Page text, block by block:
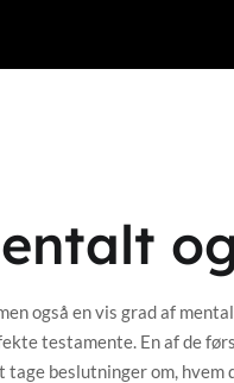
også en vis grad af
testamente. En af de
beslutninger om, hvem